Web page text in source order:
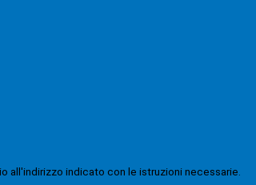
all'indirizzo indicato con le istruzioni necessarie.